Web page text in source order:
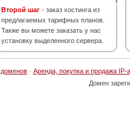
Второй шаг - заказ хостинга из
предлагаемых тарифных планов.
Также вы можете заказать у нас
установку выделенного сервера.
доменов· Аренда, покупка и продажа IP-
Домен